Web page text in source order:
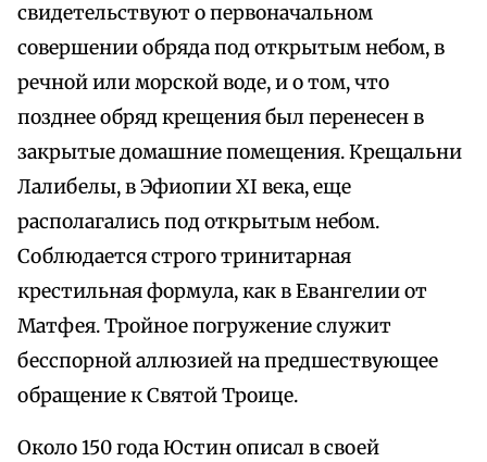
свидетельствуют о первоначальном
совершении обряда под открытым небом, в
речной или морской воде, и о том, что
позднее обряд крещения был перенесен в
закрытые домашние помещения. Крещальни
Лалибелы, в Эфиопии XI века, еще
располагались под открытым небом.
Соблюдается строго тринитарная
крестильная формула, как в Евангелии от
Матфея. Тройное погружение служит
бесспорной аллюзией на предшествующее
обращение к Святой Троице.
Около 150 года Юстин описал в своей